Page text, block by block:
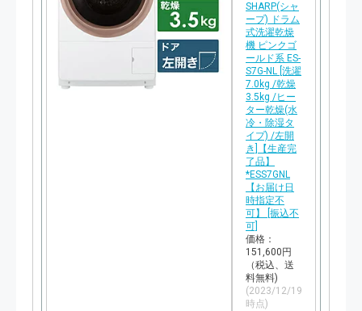
SHARP(シャ
ープ) ドラム
式洗濯乾燥
機 ピンクゴ
ールド系 ES-
S7G-NL [洗濯
7.0kg /乾燥
3.5kg /ヒー
ター乾燥(水
冷・除湿タ
イプ) /左開
き]【生産完
了品】
*ESS7GNL
【お届け日
時指定不
可】 [振込不
可]
価格：
151,600円
（税込、送
料無料)
(2023/12/19
時点)